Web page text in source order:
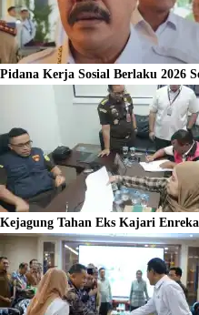
Pidana Kerja Sosial Berlaku 2026
Kejagung Tahan Eks Kajari